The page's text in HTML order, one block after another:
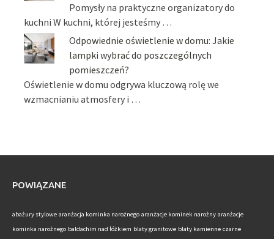
Pomysły na praktyczne organizatory do
kuchni W kuchni, której jesteśmy …
Odpowiednie oświetlenie w domu: Jakie
lampki wybrać do poszczególnych
pomieszczeń?
Oświetlenie w domu odgrywa kluczową rolę we
wzmacnianiu atmosfery i …
POWIĄZANE
abażury stylowe aranżacja kominka narożnego aranżacje kominek narożny aranżacje
kominka narożnego baldachim nad łóżkiem blaty granitowe blaty kamienne czarne